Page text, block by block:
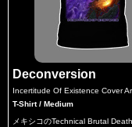
Deconversion
Incertitude Of Existence Cover
T-Shirt / Medium
メキシコのTechnical Brutal